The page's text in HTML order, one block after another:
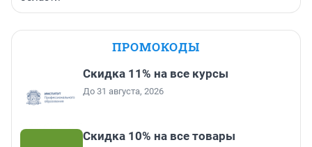
ПРОМОКОДЫ
Скидка 11% на все курсы
До 31 августа, 2026
Скидка 10% на все товары